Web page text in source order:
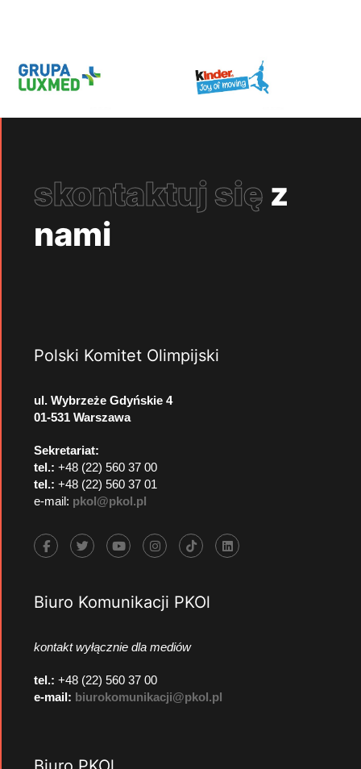
skontaktuj się z
nami
Polski Komitet Olimpijski
ul. Wybrzeże Gdyńskie 4
01-531 Warszawa
Sekretariat:
tel.: +48 (22) 560 37 00
tel.: +48 (22) 560 37 01
e-mail: pkol@pkol.pl
Biuro Komunikacji PKOl
kontakt wyłącznie dla mediów
tel.: +48 (22) 560 37 00
e-mail: biurokomunikacji@pkol.pl